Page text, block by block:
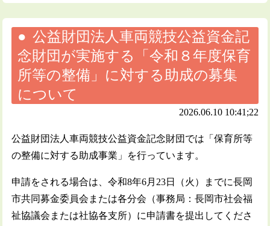
公益財団法人車両競技公益資金記
念財団が実施する「令和８年度保育
所等の整備」に対する助成の募集
について
2026.06.10 10:41;22
公益財団法人車両競技公益資金記念財団では「保育所等
の整備に対する助成事業」を行っています。
申請をされる場合は、令和8年6月23日（火）までに長岡
市共同募金委員会または各分会（事務局：長岡市社会福
祉協議会または社協各支所）に申請書を提出してくださ